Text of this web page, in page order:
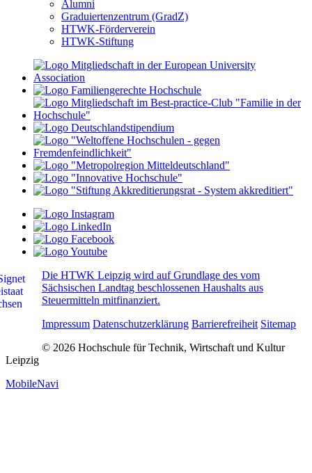
Alumni
Graduiertenzentrum (GradZ)
HTWK-Förderverein
HTWK-Stiftung
Die HTWK Leipzig wird auf Grundlage des vom
Sächsischen Landtag beschlossenen Haushalts aus
Steuermitteln mitfinanziert.
Impressum Datenschutzerklärung Barrierefreiheit Sitemap
© 2026 Hochschule für Technik, Wirtschaft und Kultur
Leipzig
MobileNavi